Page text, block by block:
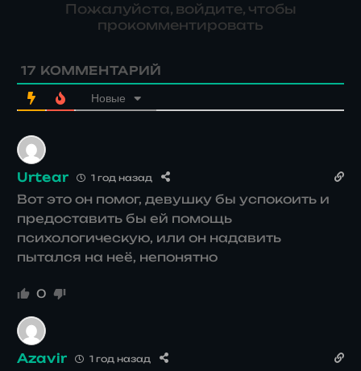
Пожалуйста, войдите, чтобы
прокомментировать
17 КОММЕНТАРИЙ
Новые
Urtear 1 год назад
Вот это он помог, девушку бы успокоить и
предоставить бы ей помощь
психологическую, или он надавить
пытался на неё, непонятно
0
Azavir 1 год назад